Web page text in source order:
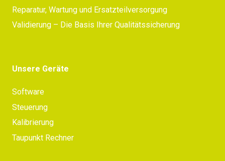
Reparatur, Wartung und Ersatzteilversorgung
Validierung – Die Basis Ihrer Qualitätssicherung
Unsere Geräte
Software
Steuerung
Kalibrierung
Taupunkt Rechner